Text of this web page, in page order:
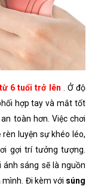
từ 6 tuổi trở lên
. Ở độ
hợp tay và mắt tốt
toàn hơn. Việc chơi
luyện sự khéo léo,
gợi trí tưởng tượng.
sáng sẽ là nguồn
Đi kèm với súng